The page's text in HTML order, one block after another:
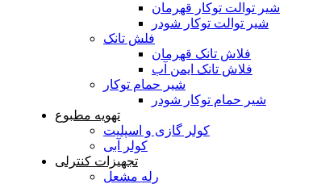
شیر توالت توکار قهرمان
شیر توالت توکار شودر
فلش تانک
فلاش تانک قهرمان
فلاش تانک ایمن آب
شیر حمام توکار
شیر حمام توکار شودر
تهویه مطبوع
کولر گازی و اسپلیت
کولر آبی
تجهیزات کنترلی
رله مشعل